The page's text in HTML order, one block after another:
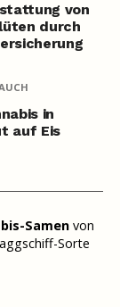
von
durch
in
auf Eis
Samenvon
Sorte